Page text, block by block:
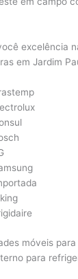
excelência
em Jardim
móveis
para